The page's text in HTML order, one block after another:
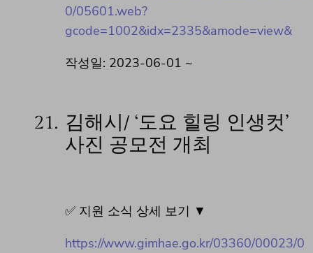
0/05601.web?
gcode=1002&idx=2335&amode=view&
작성일: 2023-06-01 ~
21. 김해시/ ‘도요 힐링 인생컷’
사진 공모전 개최
✅ 지원 소식 상세 보기 ▼
https://www.gimhae.go.kr/03360/00023/0